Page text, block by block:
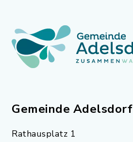
Gemeinde Adelsdorf
Rathausplatz 1